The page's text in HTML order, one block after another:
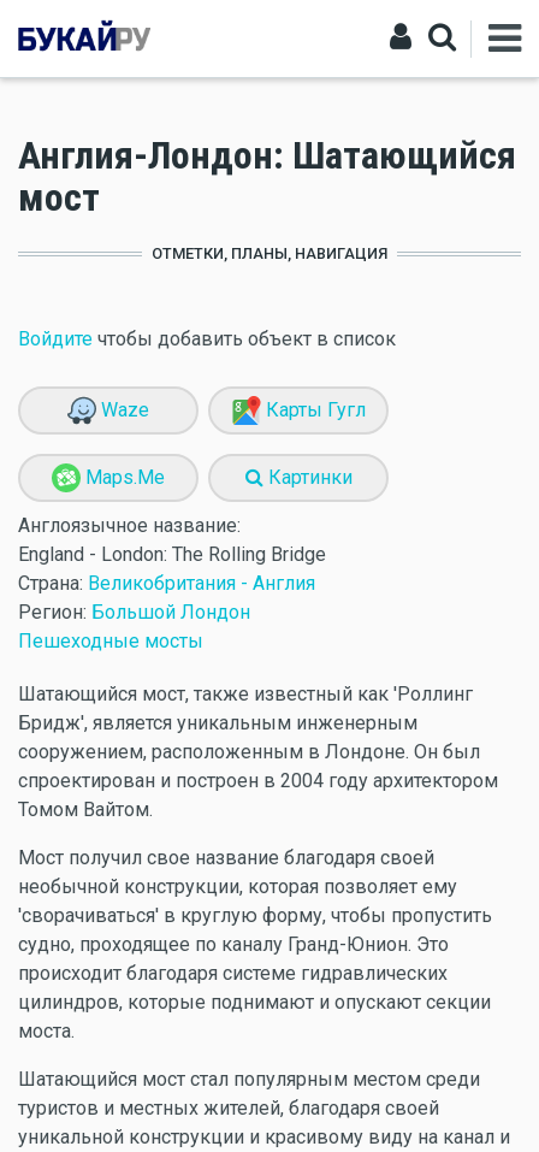
Англия-Лондон: Шатающийся
мост
ОТМЕТКИ, ПЛАНЫ, НАВИГАЦИЯ
Войдите чтобы добавить объект в список
Waze Карты Гугл
Maps.Me Картинки
Англоязычное название:
England - London: The Rolling Bridge
Страна: Великобритания - Англия
Регион: Большой Лондон
Пешеходные мосты
Шатающийся мост, также известный как 'Роллинг
Бридж', является уникальным инженерным
сооружением, расположенным в Лондоне. Он был
спроектирован и построен в 2004 году архитектором
Томом Вайтом.
Мост получил свое название благодаря своей
необычной конструкции, которая позволяет ему
'сворачиваться' в круглую форму, чтобы пропустить
судно, проходящее по каналу Гранд-Юнион. Это
происходит благодаря системе гидравлических
цилиндров, которые поднимают и опускают секции
моста.
Шатающийся мост стал популярным местом среди
туристов и местных жителей, благодаря своей
уникальной конструкции и красивому виду на канал и